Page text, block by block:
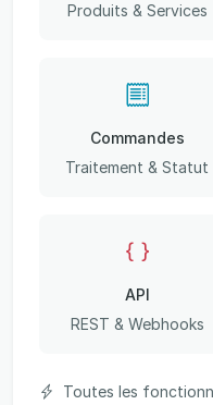
Produits & Services
Commandes
Traitement & Statut
API
REST & Webhooks
Toutes les